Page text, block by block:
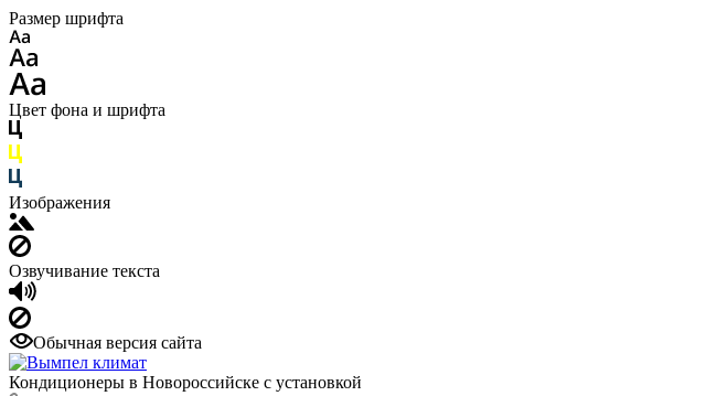
Размер шрифта
Цвет фона и шрифта
Изображения
Озвучивание текста
Обычная версия сайта
Кондиционеры в Новороссийске с установкой